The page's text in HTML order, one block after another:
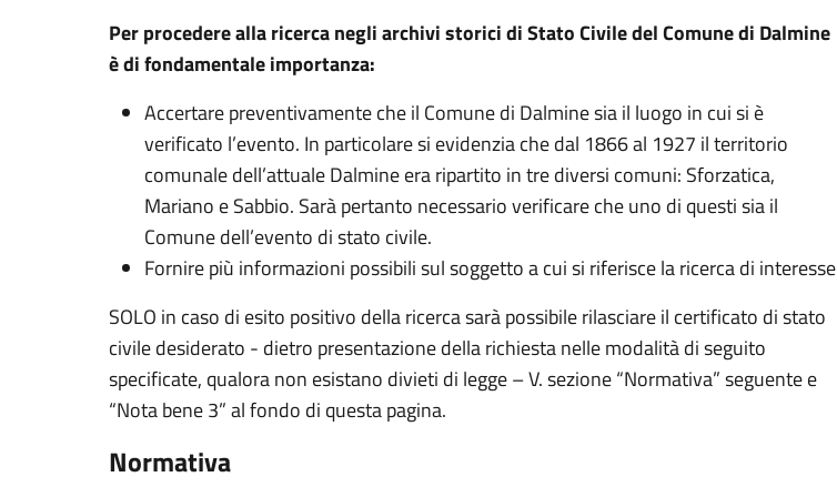
Per procedere alla ricerca negli archivi storici di Stato Civile del Comune di Dalmine
è di fondamentale importanza:
Accertare preventivamente che il Comune di Dalmine sia il luogo in cui si è
verificato l’evento. In particolare si evidenzia che dal 1866 al 1927 il territorio
comunale dell’attuale Dalmine era ripartito in tre diversi comuni: Sforzatica,
Mariano e Sabbio. Sarà pertanto necessario verificare che uno di questi sia il
Comune dell’evento di stato civile.
Fornire più informazioni possibili sul soggetto a cui si riferisce la ricerca di interesse
SOLO in caso di esito positivo della ricerca sarà possibile rilasciare il certificato di stato
civile desiderato - dietro presentazione della richiesta nelle modalità di seguito
specificate, qualora non esistano divieti di legge – V. sezione “Normativa” seguente e
“Nota bene 3” al fondo di questa pagina.
Normativa